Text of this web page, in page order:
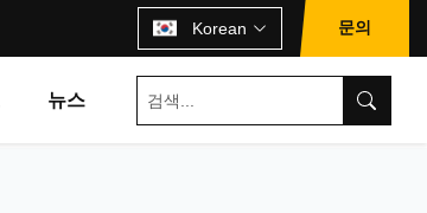
Korean 문의
뉴스